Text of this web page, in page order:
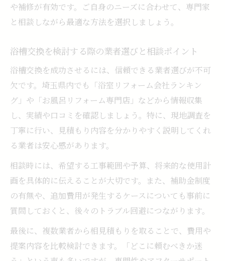
や補修が有効です。ご自身のニーズに合わせて、専門家
と相談しながら最適な方法を選択しましょう。
浴槽交換を検討する際の業者選びと相談ポイント
浴槽交換を成功させるには、信頼できる業者選びが不可
欠です。埼玉県内でも「浴室リフォーム会社ランキン
グ」や「お風呂リフォーム専門店」などから情報収集
し、実績や口コミを確認しましょう。特に、現地調査を
丁寧に行い、見積もり内容を分かりやすく説明してくれ
る業者は安心感があります。
相談時には、希望する工事範囲や予算、将来的な使用計
画を具体的に伝えることが大切です。また、補助金制度
の有無や、追加費用が発生するケースについても事前に
質問しておくと、後々のトラブル回避につながります。
最後に、複数業者から相見積もりを取ることで、費用や
提案内容を比較検討できます。「どこに頼むべきか迷